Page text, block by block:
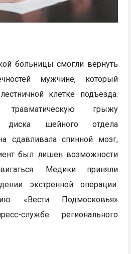
больницы смогли вернуть
мужчине, который
клетке подъезда.
грыжу
диска шейного отдела
сдавливала спинной мозг,
был лишен возможности
Медики приняли
экстренной операции.
«Вести Подмосковья»
службе регионального